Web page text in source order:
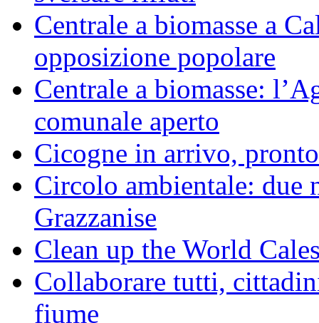
Centrale a biomasse a
opposizione popolare
Centrale a biomasse:
comunale aperto
Cicogne in arrivo,
Circolo ambientale: due
Grazzanise
Clean up the World
Collaborare tutti,
fiume